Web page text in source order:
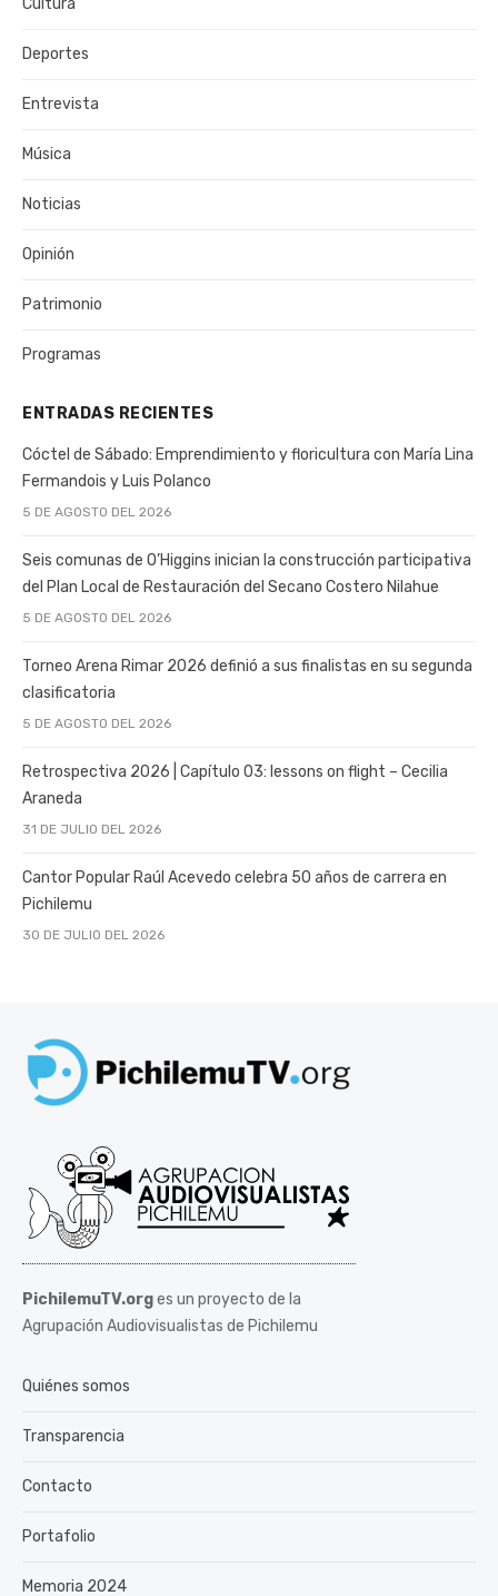
Cultura
Deportes
Entrevista
Música
Noticias
Opinión
Patrimonio
Programas
ENTRADAS RECIENTES
Cóctel de Sábado: Emprendimiento y floricultura con María Lina
Fermandois y Luis Polanco
5 DE AGOSTO DEL 2026
Seis comunas de O’Higgins inician la construcción participativa
del Plan Local de Restauración del Secano Costero Nilahue
5 DE AGOSTO DEL 2026
Torneo Arena Rimar 2026 definió a sus finalistas en su segunda
clasificatoria
5 DE AGOSTO DEL 2026
Retrospectiva 2026 | Capítulo 03: lessons on flight – Cecilia
Araneda
31 DE JULIO DEL 2026
Cantor Popular Raúl Acevedo celebra 50 años de carrera en
Pichilemu
30 DE JULIO DEL 2026
PichilemuTV.orges un proyecto de la
Agrupación Audiovisualistas de Pichilemu
Quiénes somos
Transparencia
Contacto
Portafolio
Memoria 2024